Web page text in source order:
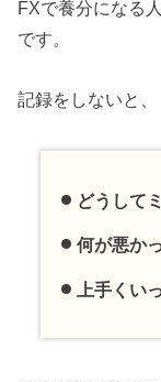
FXで養分になる
です。
記録をしないと、
どうして
何が悪か
上手くい